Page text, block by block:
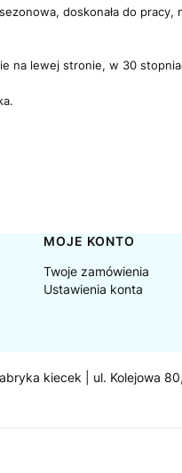
doskonała do pracy,
na lewej stronie, w 30
MOJE KONTO
Twoje zamówienia
Ustawienia konta
kiecek | ul. Kolejowa